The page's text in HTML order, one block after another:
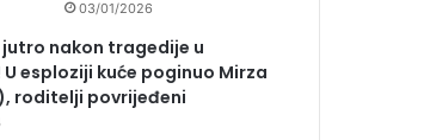
03/01/2026
nakon tragedije u
U esploziji kuće poginuo Mirza
roditelji povrijeđeni